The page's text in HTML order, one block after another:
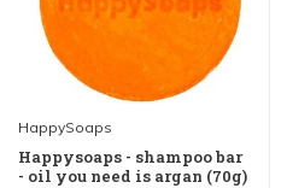
HappySoaps
Happysoaps - shampoo bar
- oil you need is argan (70g)